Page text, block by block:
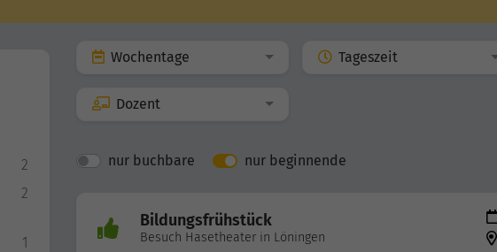
2
2
1
Wochentage Tageszeit
Dozent
nur buchbare nur beginnende
Bildungsfrühstück
Besuch Hasetheater in Löningen